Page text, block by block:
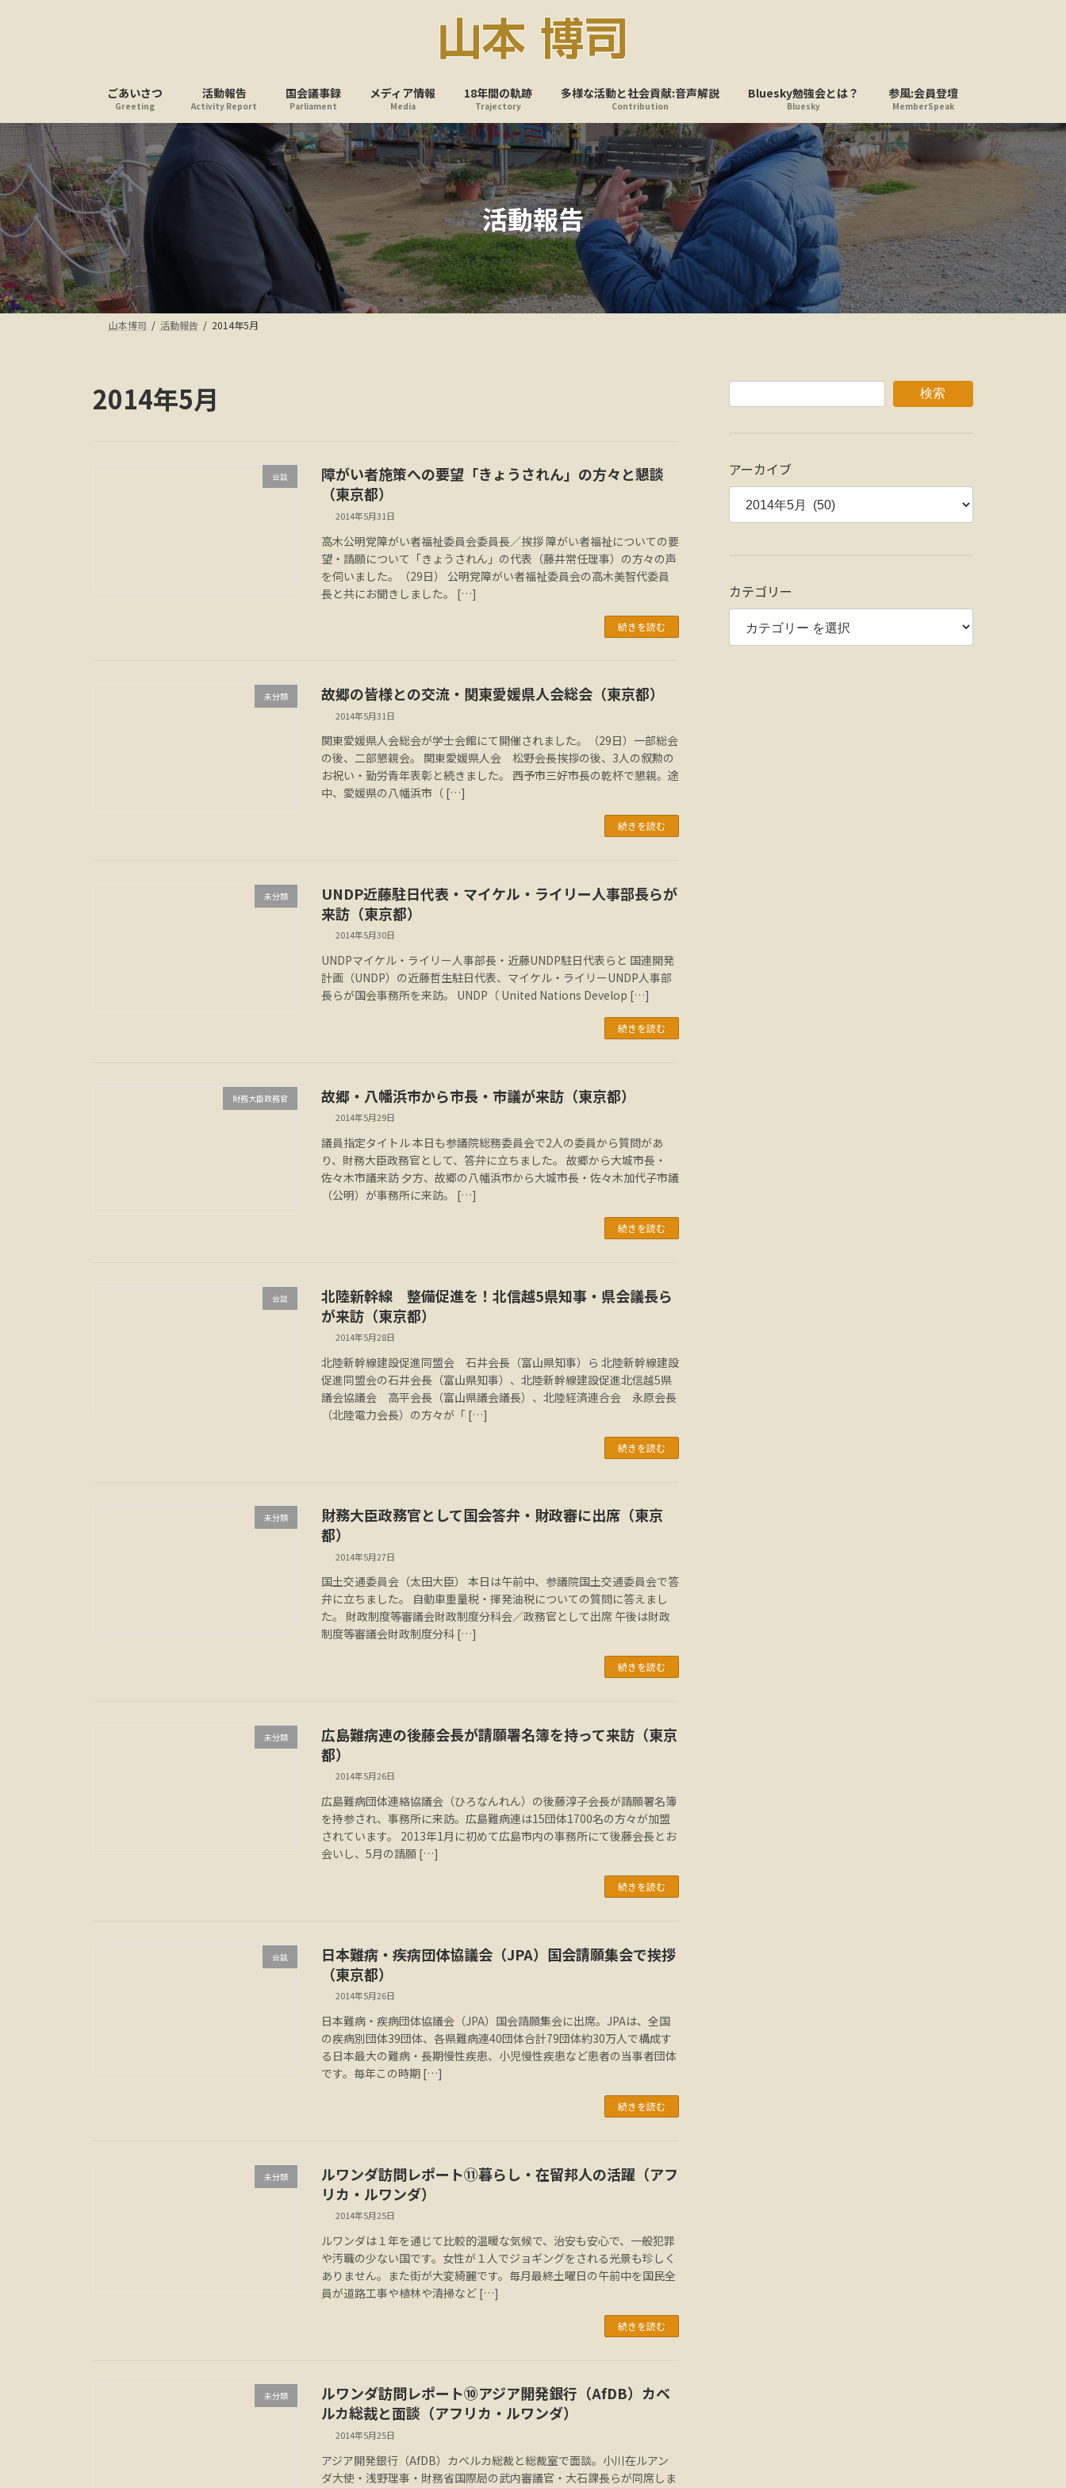
ス
キ
ッ
プ
ン
に
移
動
ごあいさつ
Greeting
活動報告
Activity Report
国会議事録
Parliament
メディア情報
Media
18年間の軌跡
Trajectory
多様な活動と社会貢献:音声解説
Contribution
Bluesky勉強会とは？
Bluesky
参風:会員登壇
MemberSpeak
活動報告
山本博司 活動報告 2014年5月
2014年5月
会談
障がい者施策への要望「きょうされん」の方々と懇談
（東京都）
2014年5月31日
高木公明党障がい者福祉委員会委員長／挨拶 障がい者福祉についての要
望・請願について「きょうされん」の代表（藤井常任理事）の方々の声
を伺いました。（29日） 公明党障がい者福祉委員会の高木美智代委員
長と共にお聞きしました。 […]
続きを読む
未分類 故郷の皆様との交流・関東愛媛県人会総会（東京都）
2014年5月31日
関東愛媛県人会総会が学士会館にて開催されました。（29日）一部総会
の後、二部懇親会。 関東愛媛県人会 松野会長挨拶の後、3人の叙勲の
お祝い・勤労青年表彰と続きました。 西予市三好市長の乾杯で懇親。途
中、愛媛県の八幡浜市（ […]
続きを読む
未分類
UNDP近藤駐日代表・マイケル・ライリー人事部長らが
来訪（東京都）
2014年5月30日
UNDPマイケル・ライリー人事部長・近藤UNDP駐日代表らと 国連開発
計画（UNDP）の近藤哲生駐日代表、マイケル・ライリーUNDP人事部
長らが国会事務所を来訪。 UNDP（ United Nations Develop […]
続きを読む
財務大臣政務官 故郷・八幡浜市から市長・市議が来訪（東京都）
2014年5月29日
議員指定タイトル 本日も参議院総務委員会で2人の委員から質問があ
り、財務大臣政務官として、答弁に立ちました。 故郷から大城市長・
佐々木市議来訪 夕方、故郷の八幡浜市から大城市長・佐々木加代子市議
（公明）が事務所に来訪。 […]
続きを読む
会談
北陸新幹線 整備促進を！北信越5県知事・県会議長ら
が来訪（東京都）
2014年5月28日
北陸新幹線建設促進同盟会 石井会長（富山県知事）ら 北陸新幹線建設
促進同盟会の石井会長（富山県知事）、北陸新幹線建設促進北信越5県
議会協議会 高平会長（富山県議会議長）、北陸経済連合会 永原会長
（北陸電力会長）の方々が「 […]
続きを読む
未分類
財務大臣政務官として国会答弁・財政審に出席（東京
都）
2014年5月27日
国土交通委員会（太田大臣） 本日は午前中、参議院国土交通委員会で答
弁に立ちました。 自動車重量税・揮発油税についての質問に答えまし
た。 財政制度等審議会財政制度分科会／政務官として出席 午後は財政
制度等審議会財政制度分科 […]
続きを読む
未分類
広島難病連の後藤会長が請願署名簿を持って来訪（東京
都）
2014年5月26日
広島難病団体連絡協議会（ひろなんれん）の後藤淳子会長が請願署名簿
を持参され、事務所に来訪。広島難病連は15団体1700名の方々が加盟
されています。 2013年1月に初めて広島市内の事務所にて後藤会長とお
会いし、5月の請願 […]
続きを読む
会談
日本難病・疾病団体協議会（JPA）国会請願集会で挨拶
（東京都）
2014年5月26日
日本難病・疾病団体協議会（JPA）国会請願集会に出席。JPAは、全国
の疾病別団体39団体、各県難病連40団体合計79団体約30万人で構成す
る日本最大の難病・長期慢性疾患、小児慢性疾患など患者の当事者団体
です。毎年この時期 […]
続きを読む
未分類
ルワンダ訪問レポート⑪暮らし・在留邦人の活躍（アフ
リカ・ルワンダ）
2014年5月25日
ルワンダは１年を通じて比較的温暖な気候で、治安も安心で、一般犯罪
や汚職の少ない国です。女性が１人でジョギングをされる光景も珍しく
ありません。また街が大変綺麗です。毎月最終土曜日の午前中を国民全
員が道路工事や植林や清掃など […]
続きを読む
未分類
ルワンダ訪問レポート⑩アジア開発銀行（AfDB）カベ
ルカ総裁と面談（アフリカ・ルワンダ）
2014年5月25日
アジア開発銀行（AfDB）カベルカ総裁と総裁室で面談。小川在ルアン
ダ大使・浅野理事・財務省国際局の武内審議官・大石課長らが同席しま
検索
アーカイブ
カテゴリー